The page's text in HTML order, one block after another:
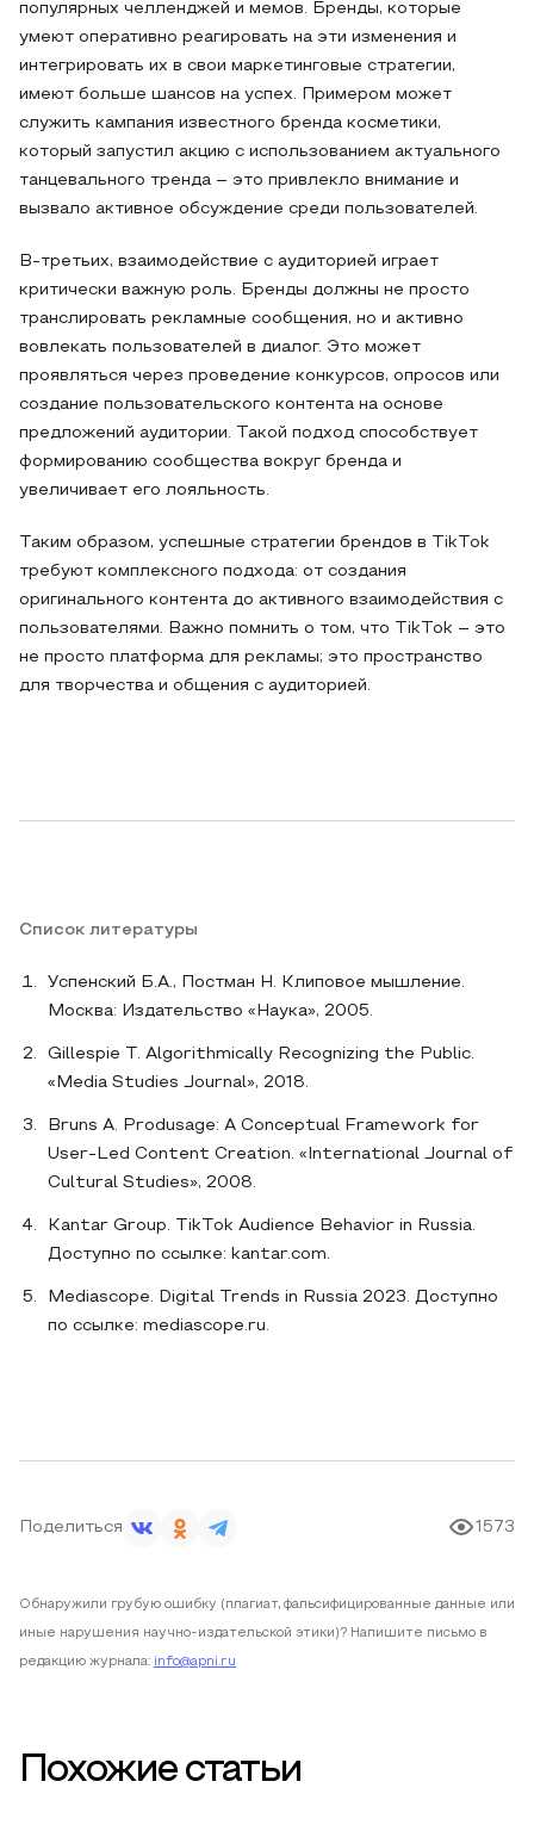
популярных челленджей и мемов. Бренды, которые
умеют оперативно реагировать на эти изменения и
интегрировать их в свои маркетинговые стратегии,
имеют больше шансов на успех. Примером может
служить кампания известного бренда косметики,
который запустил акцию с использованием актуального
танцевального тренда – это привлекло внимание и
вызвало активное обсуждение среди пользователей.
В-третьих, взаимодействие с аудиторией играет
критически важную роль. Бренды должны не просто
транслировать рекламные сообщения, но и активно
вовлекать пользователей в диалог. Это может
проявляться через проведение конкурсов, опросов или
создание пользовательского контента на основе
предложений аудитории. Такой подход способствует
формированию сообщества вокруг бренда и
увеличивает его лояльность.
Таким образом, успешные стратегии брендов в TikTok
требуют комплексного подхода: от создания
оригинального контента до активного взаимодействия с
пользователями. Важно помнить о том, что TikTok – это
не просто платформа для рекламы; это пространство
для творчества и общения с аудиторией.
Список литературы
Успенский Б.А., Постман Н. Клиповое мышление.
Москва: Издательство «Наука», 2005.
Gillespie T. Algorithmically Recognizing the Public.
«Media Studies Journal», 2018.
Bruns A. Produsage: A Conceptual Framework for
User-Led Content Creation. «International Journal of
Cultural Studies», 2008.
Kantar Group. TikTok Audience Behavior in Russia.
Доступно по ссылке: kantar.com.
Mediascope. Digital Trends in Russia 2023. Доступно
по ссылке: mediascope.ru.
Поделиться 1573
Обнаружили грубую ошибку (плагиат, фальсифицированные данные или
иные нарушения научно-издательской этики)? Напишите письмо в
редакцию журнала: info@apni.ru
Похожие статьи